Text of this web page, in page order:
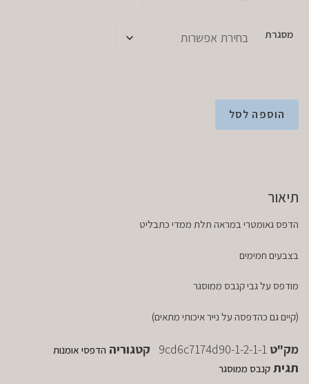
מסגרת
הוספה לסל
תיאור
הדפס גאומטרי במראה תלת ממדי כתבליט
בצבעים חמימים
מודפס על גבי קנבס ממוסגר
(קיים גם כהדפסה על נייר איכותי מתאים)
מק"ט 9cd6c7174d90-1-2-1-1 קטגוריה הדפסי אומנות
תגית קנבס ממוסגר